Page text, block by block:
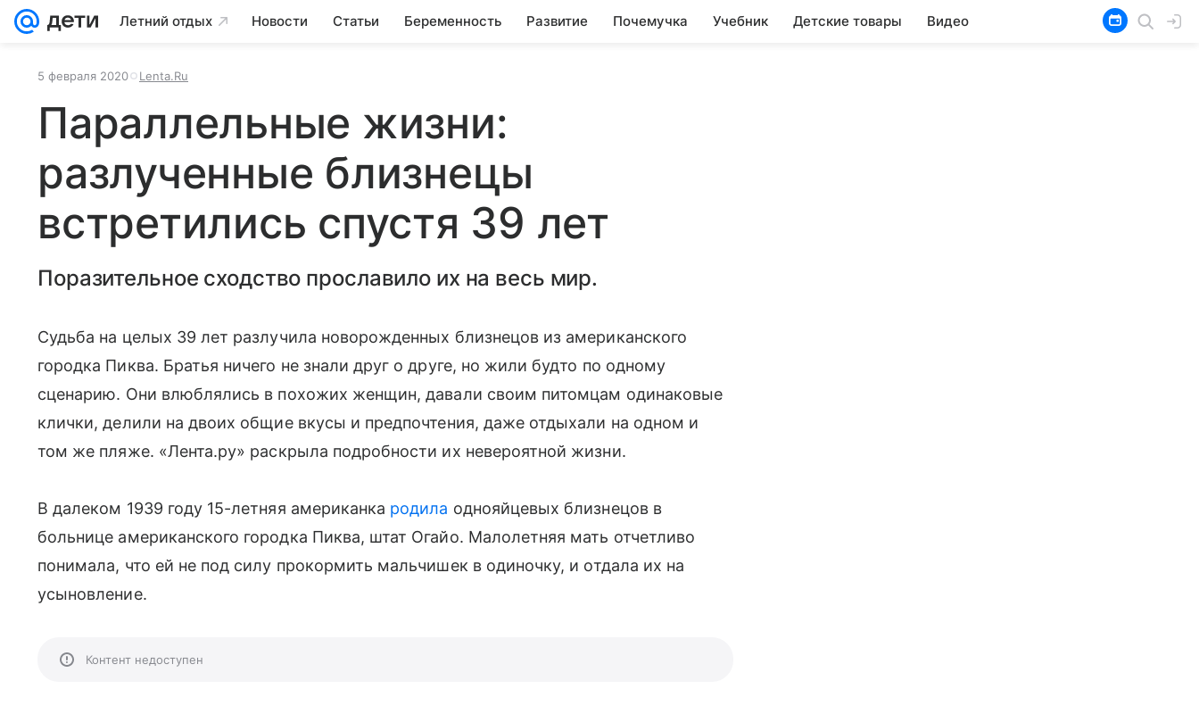
Летний отдых Новости Статьи Беременность Развитие Почемучка Учебник Детские товары Видео
5 февраля 2020 Lenta.Ru
Параллельные жизни:
разлученные близнецы
встретились спустя 39 лет
Поразительное сходство прославило их на весь мир.
Судьба на целых 39 лет разлучила новорожденных близнецов из американского
городка Пиква. Братья ничего не знали друг о друге, но жили будто по одному
сценарию. Они влюблялись в похожих женщин, давали своим питомцам одинаковые
клички, делили на двоих общие вкусы и предпочтения, даже отдыхали на одном и
том же пляже. «Лента.ру» раскрыла подробности их невероятной жизни.
В далеком 1939 году 15-летняя американка родила однояйцевых близнецов в
больнице американского городка Пиква, штат Огайо. Малолетняя мать отчетливо
понимала, что ей не под силу прокормить мальчишек в одиночку, и отдала их на
усыновление.
Контент недоступен